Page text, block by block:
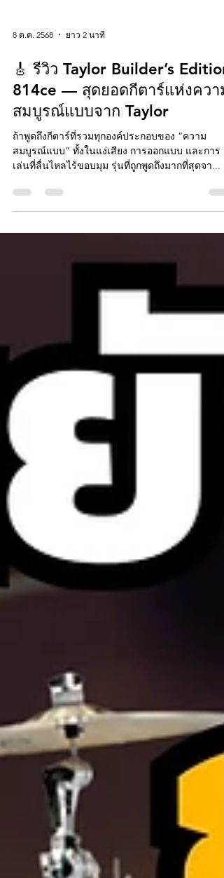
8 ต.ค. 2568 ยาว 2 นาที
🎸 รีวิว Taylor Builder’s Edition
814ce — สุดยอดกีตาร์แห่งความ
สมบูรณ์แบบจาก Taylor
ถ้าพูดถึงกีตาร์ที่รวมทุกองค์ประกอบของ “ความ
เล่นที่ลื่นไหลไร้ขอบมุม รุ่นที่ถูกพูดถึงมากที่สุดจา...